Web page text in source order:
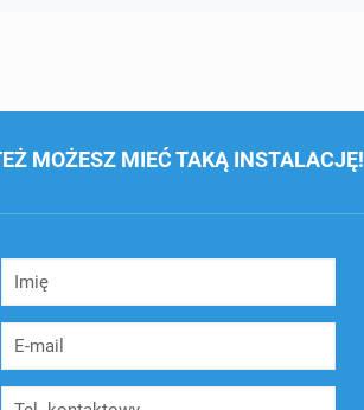
MOŻESZ MIEĆ TAKĄ INSTALACJĘ!